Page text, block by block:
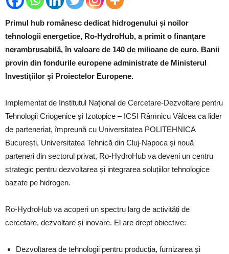
Primul hub românesc dedicat hidrogenului și noilor
tehnologii energetice, Ro-HydroHub, a primit o finanțare
nerambrusabilă, în valoare de 140 de milioane de euro. Banii
provin din fondurile europene administrate de Ministerul
Investițiilor și Proiectelor Europene.
Implementat de Institutul Național de Cercetare-Dezvoltare pentru
Tehnologii Criogenice și Izotopice – ICSI Râmnicu Vâlcea ca lider
de parteneriat, împreună cu Universitatea POLITEHNICA
București, Universitatea Tehnică din Cluj-Napoca și nouă
parteneri din sectorul privat, Ro-HydroHub va deveni un centru
strategic pentru dezvoltarea și integrarea soluțiilor tehnologice
bazate pe hidrogen.
Ro-HydroHub va acoperi un spectru larg de activități de
cercetare, dezvoltare și inovare. El are drept obiective:
Dezvoltarea de tehnologii pentru producția, furnizarea și